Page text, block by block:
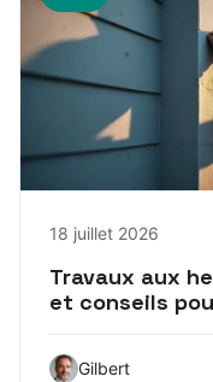
18 juillet 2026
Travaux aux
et conseils
Gilbert